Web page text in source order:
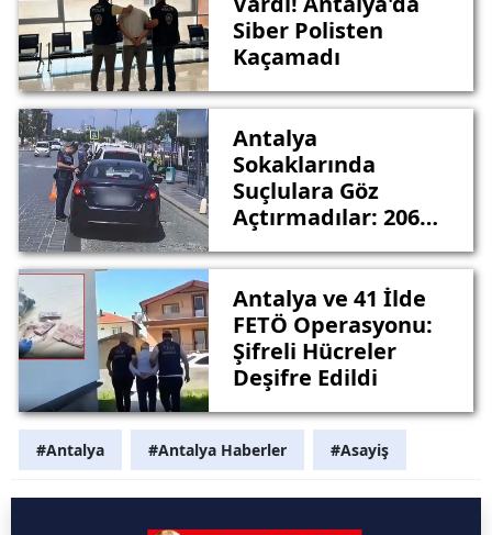
Siber Polisten
Kaçamadı
Antalya
Sokaklarında
Suçlulara Göz
Açtırmadılar: 206
Antalya ve 41 İlde
FETÖ Operasyonu:
Şifreli Hücreler
Deşifre Edildi
#Antalya #Antalya Haberler #Asayiş